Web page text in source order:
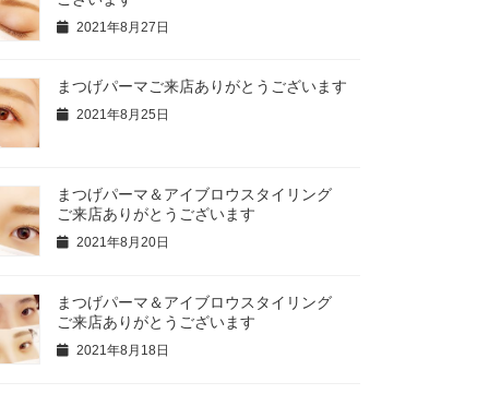
2021年8月27日
まつげパーマご来店ありがとうございます
2021年8月25日
まつげパーマ＆アイブロウスタイリング
ご来店ありがとうございます
2021年8月20日
まつげパーマ＆アイブロウスタイリング
ご来店ありがとうございます
2021年8月18日